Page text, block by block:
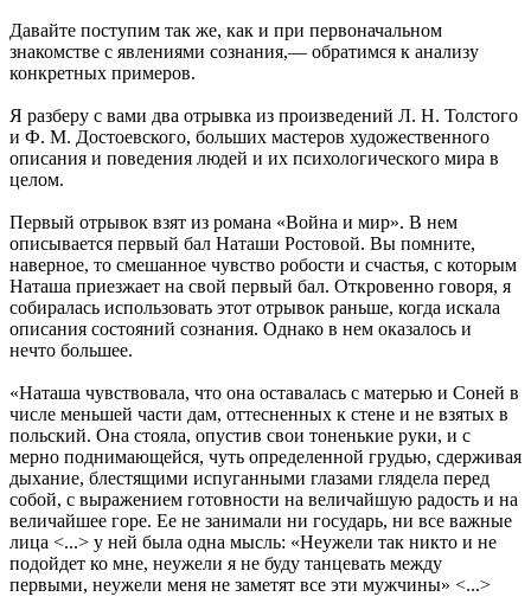
Давайте поступим так же, как и при первоначальном
знакомстве с явлениями сознания,— обратимся к анализу
конкретных примеров.
Я разберу с вами два отрывка из произведений Л. Н. Толстого
и Ф. М. Достоевского, больших мастеров художественного
описания и поведения людей и их психологического мира в
целом.
Первый отрывок взят из романа «Война и мир». В нем
описывается первый бал Наташи Ростовой. Вы помните,
наверное, то смешанное чувство робости и счастья, с которым
Наташа приезжает на свой первый бал. Откровенно говоря, я
собиралась использовать этот отрывок раньше, когда искала
описания состояний сознания. Однако в нем оказалось и
нечто большее.
«Наташа чувствовала, что она оставалась с матерью и Соней в
числе меньшей части дам, оттесненных к стене и не взятых в
польский. Она стояла, опустив свои тоненькие руки, и с
мерно поднимающейся, чуть определенной грудью, сдерживая
дыхание, блестящими испуганными глазами глядела перед
собой, с выражением готовности на величайшую радость и на
величайшее горе. Ее не занимали ни государь, ни все важные
лица <...> у ней была одна мысль: «Неужели так никто и не
подойдет ко мне, неужели я не буду танцевать между
первыми, неужели меня не заметят все эти мужчины» <...>